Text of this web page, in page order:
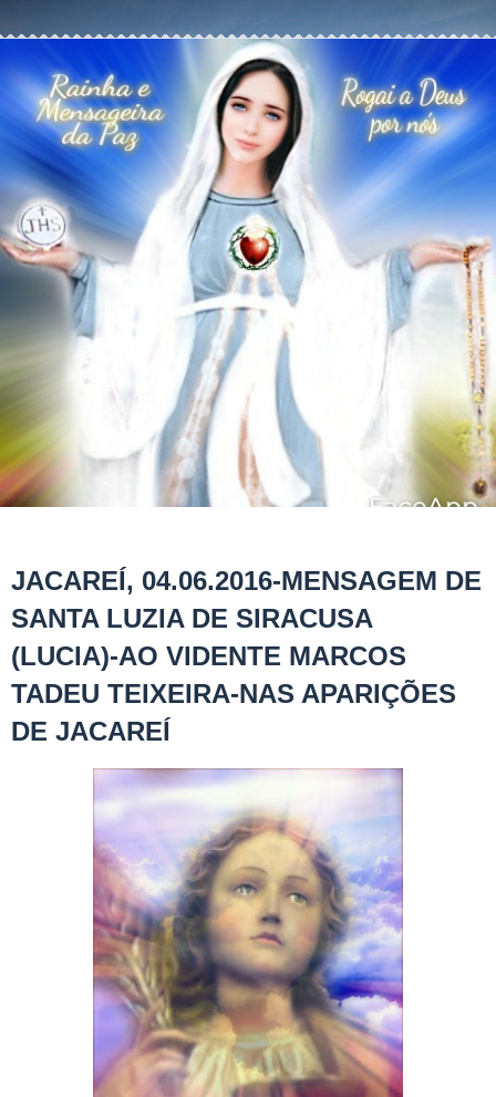
JACAREÍ, 04.06.2016-MENSAGEM DE
SANTA LUZIA DE SIRACUSA
(LUCIA)-AO VIDENTE MARCOS
TADEU TEIXEIRA-NAS APARIÇÕES
DE JACAREÍ